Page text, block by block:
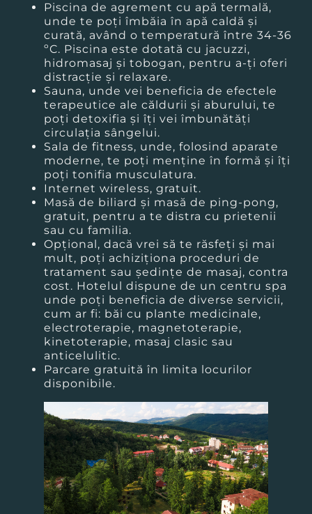
Piscina de agrement cu apă termală,
unde te poți îmbăia în apă caldă și
curată, având o temperatură între 34-36
ºC. Piscina este dotată cu jacuzzi,
hidromasaj și tobogan, pentru a-ți oferi
distracție și relaxare.
Sauna, unde vei beneficia de efectele
terapeutice ale căldurii și aburului, te
poți detoxifia și îţi vei îmbunătăți
circulația sângelui.
Sala de fitness, unde, folosind aparate
moderne, te poți menține în formă și îţi
poţi tonifia musculatura.
Internet wireless, gratuit.
Masă de biliard și masă de ping-pong,
gratuit, pentru a te distra cu prietenii
sau cu familia.
Opțional, dacă vrei să te răsfeți și mai
mult, poți achiziționa proceduri de
tratament sau ședințe de masaj, contra
cost. Hotelul dispune de un centru spa
unde poți beneficia de diverse servicii,
cum ar fi: băi cu plante medicinale,
electroterapie, magnetoterapie,
kinetoterapie, masaj clasic sau
anticelulitic.
Parcare gratuită în limita locurilor
disponibile.